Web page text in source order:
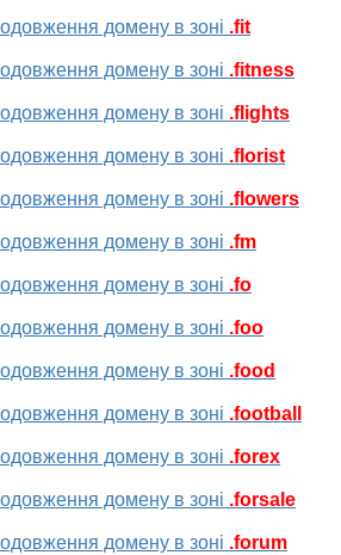
домену в зоні .fit
домену в зоні .fitness
домену в зоні .flights
домену в зоні .florist
домену в зоні .flowers
домену в зоні .fm
домену в зоні .fo
домену в зоні .foo
домену в зоні .food
домену в зоні .football
домену в зоні .forex
домену в зоні .forsale
домену в зоні .forum